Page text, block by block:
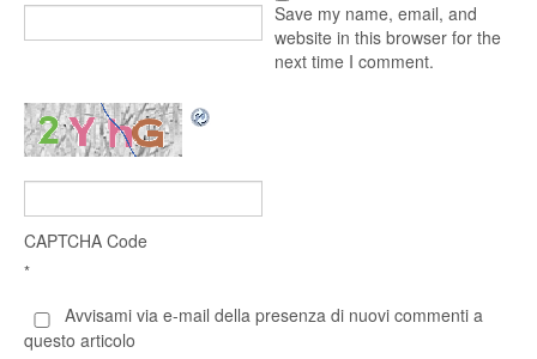
Save my name, email, and
website in this browser for the
next time I comment.
CAPTCHA Code
*
Avvisami via e-mail della presenza di nuovi commenti a
questo articolo